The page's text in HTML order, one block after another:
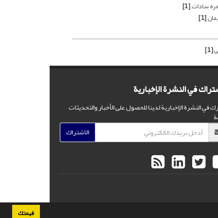
فهمتك
سادات[1]
[1]
[1]
في النشرة الإخبارية
في النشرة الإخبارية لدينا للحصول على الأخبار والتحديثات
الاشتراك